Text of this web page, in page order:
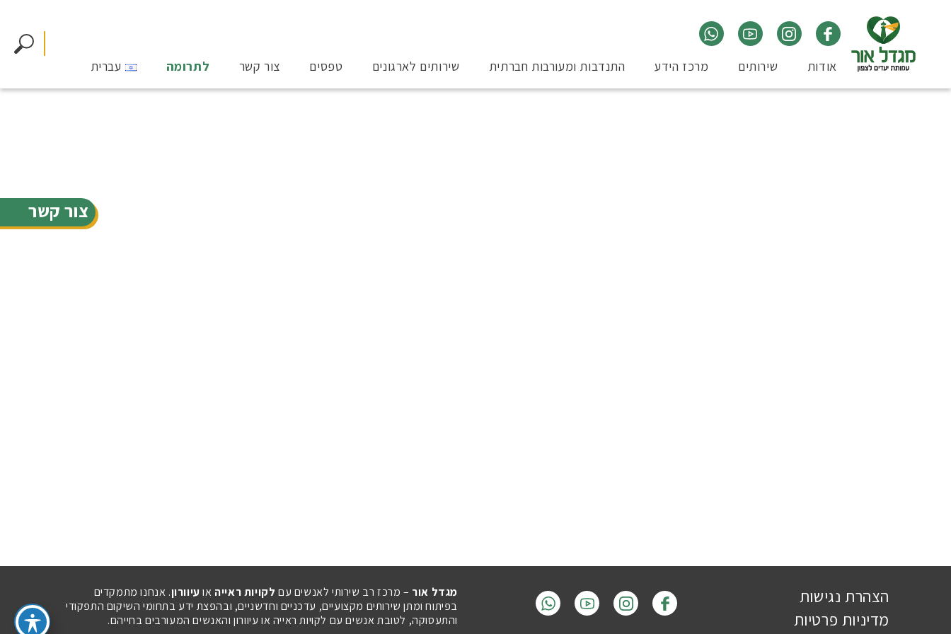
צור קשר
אודות שירותים מרכז הידע התנדבות ומעורבות חברתית שירותים לארגונים טפסים צור קשר לתרומה עברית
הצהרת נגישות
מדיניות פרטיות
מגדל אור – מרכז רב שירותי לאנשים עם לקויות ראייה אועיוורון. אנחנו מתמקדים
בפיתוח ומתן שירותים מקצועיים, עדכניים וחדשניים, ובהפצת ידע בתחומי השיקום התפקודי
והתעסוקה, לטובת אנשים עם לקויות ראייה או עיוורון והאנשים המעורבים בחייהם.